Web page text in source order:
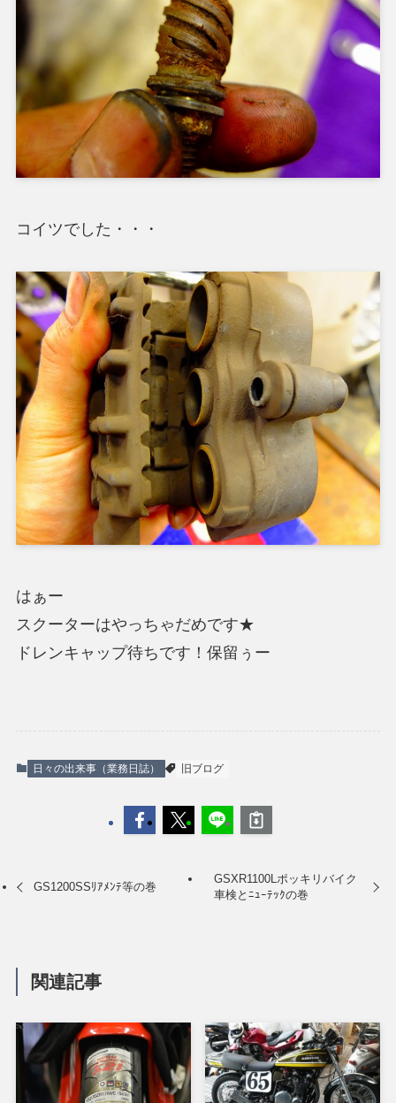
コイツでした・・・
はぁー
スクーターはやっちゃだめです★
ドレンキャップ待ちです！保留ぅー
日々の出来事（業務日誌） 旧ブログ
GS1200SSﾘｱﾒﾝﾃ等の巻
GSXR1100Lポッキリバイク
車検とﾆｭｰﾃｯｸの巻
関連記事